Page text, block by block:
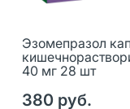
Эзомепразол
40 мг 28 шт
380 руб.